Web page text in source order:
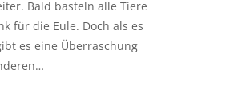
Bald basteln alle Tiere
für die Eule. Doch als es
es eine Überraschung